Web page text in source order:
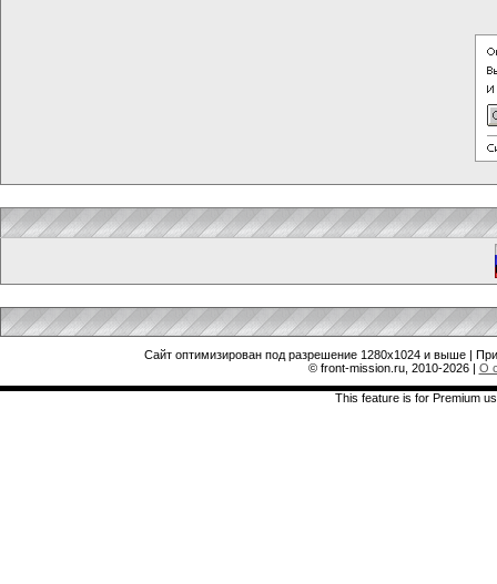
Сайт оптимизирован под разрешение 1280x1024 и выше |
© front-mission.ru, 2010-2026| О
This feature is for Premium